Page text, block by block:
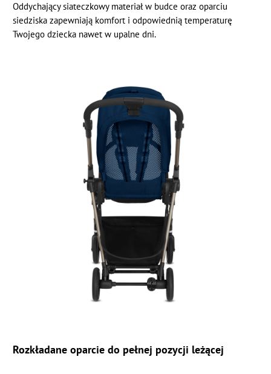
Oddychający siateczkowy materiał w budce oraz oparciu
siedziska zapewniają komfort i odpowiednią temperaturę
Twojego dziecka nawet w upalne dni.
Rozkładane oparcie do pełnej pozycji leżącej